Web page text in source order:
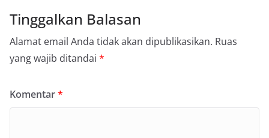
Tinggalkan Balasan
Alamat email Anda tidak akan dipublikasikan. Ruas
yang wajib ditandai *
Komentar*